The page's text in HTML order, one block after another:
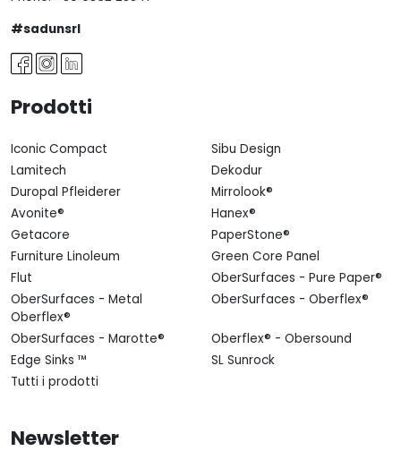
#sadunsrl
Prodotti
Iconic Compact
Sibu Design
Lamitech
Dekodur
Duropal Pfleiderer
Mirrolook®
Avonite®
Hanex®
Getacore
PaperStone®
Furniture Linoleum
Green Core Panel
Flut
OberSurfaces - Pure Paper®
OberSurfaces - Metal
Oberflex®
OberSurfaces - Oberflex®
OberSurfaces - Marotte®
Oberflex® - Obersound
Edge Sinks ™
SL Sunrock
Tutti i prodotti
Newsletter